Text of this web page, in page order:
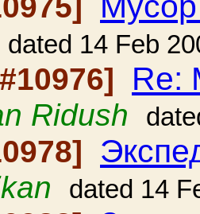
dated 14 Feb
Re:
Ridush
dated 14